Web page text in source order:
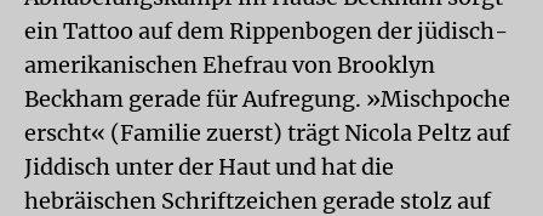
ein Tattoo auf dem Rippenbogen der jüdisch-
amerikanischen Ehefrau von Brooklyn
Beckham gerade für Aufregung. »Mischpoche
erscht« (Familie zuerst) trägt Nicola Peltz auf
Jiddisch unter der Haut und hat die
hebräischen Schriftzeichen gerade stolz auf